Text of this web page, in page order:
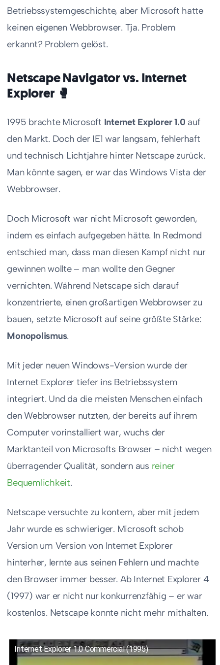
Betriebssystemgeschichte, aber Microsoft hatte
keinen eigenen Webbrowser. Tja. Problem
erkannt? Problem gelöst.
Netscape Navigator vs. Internet
Explorer 🥊
1995 brachte Microsoft Internet Explorer 1.0 auf
den Markt. Doch der IE1 war langsam, fehlerhaft
und technisch Lichtjahre hinter Netscape zurück.
Man könnte sagen, er war das Windows Vista der
Webbrowser.
Doch Microsoft war nicht Microsoft geworden,
indem es einfach aufgegeben hätte. In Redmond
entschied man, dass man diesen Kampf nicht nur
gewinnen wollte – man wollte den Gegner
vernichten. Während Netscape sich darauf
konzentrierte, einen großartigen Webbrowser zu
bauen, setzte Microsoft auf seine größte Stärke:
Monopolismus.
Mit jeder neuen Windows-Version wurde der
Internet Explorer tiefer ins Betriebssystem
integriert. Und da die meisten Menschen einfach
den Webbrowser nutzten, der bereits auf ihrem
Computer vorinstalliert war, wuchs der
Marktanteil von Microsofts Browser – nicht wegen
überragender Qualität, sondern aus reiner
Bequemlichkeit.
Netscape versuchte zu kontern, aber mit jedem
Jahr wurde es schwieriger. Microsoft schob
Version um Version von Internet Explorer
hinterher, lernte aus seinen Fehlern und machte
den Browser immer besser. Ab Internet Explorer 4
(1997) war er nicht nur konkurrenzfähig – er war
kostenlos. Netscape konnte nicht mehr mithalten.
Internet Explorer 1.0 Commercial (1995)